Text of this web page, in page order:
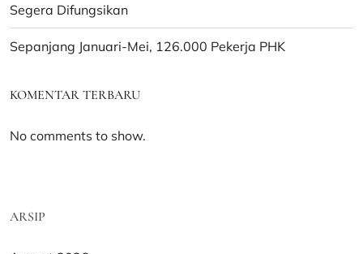
Segera Difungsikan
Sepanjang Januari-Mei, 126.000 Pekerja PHK
KOMENTAR TERBARU
No comments to show.
ARSIP